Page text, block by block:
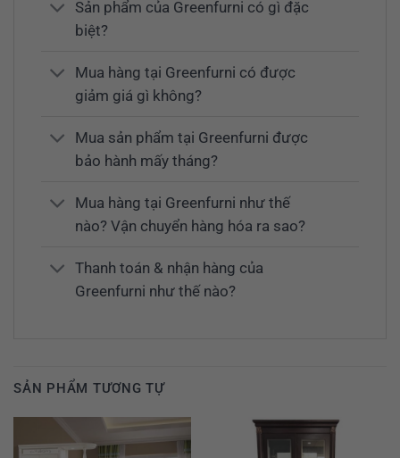
Sản phẩm của Greenfurni có gì đặc
biệt?
Mua hàng tại Greenfurni có được
giảm giá gì không?
Mua sản phẩm tại Greenfurni được
bảo hành mấy tháng?
Mua hàng tại Greenfurni như thế
nào? Vận chuyển hàng hóa ra sao?
Thanh toán & nhận hàng của
Greenfurni như thế nào?
SẢN PHẨM TƯƠNG TỰ